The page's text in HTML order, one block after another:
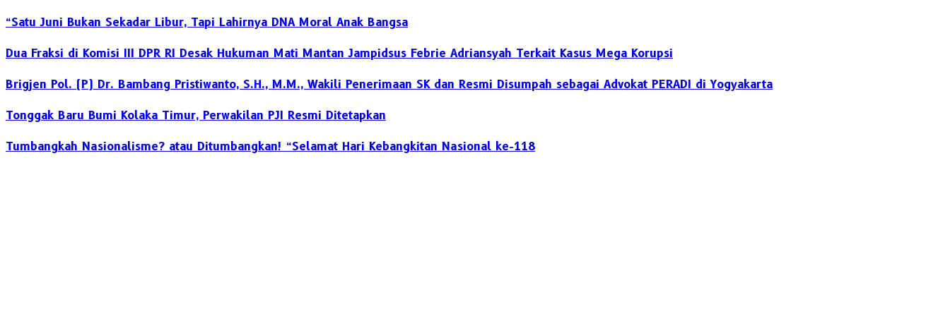
“Satu Juni Bukan Sekadar Libur, Tapi Lahirnya DNA Moral Anak Bangsa
Dua Fraksi di Komisi III DPR RI Desak Hukuman Mati Mantan Jampidsus Febrie Adriansyah Terkait Kasus Mega Korupsi
Brigjen Pol. (P) Dr. Bambang Pristiwanto, S.H., M.M., Wakili Penerimaan SK dan Resmi Disumpah sebagai Advokat PERADI di Yogyakarta
Tonggak Baru Bumi Kolaka Timur, Perwakilan PJI Resmi Ditetapkan
Tumbangkah Nasionalisme? atau Ditumbangkan! “Selamat Hari Kebangkitan Nasional ke-118